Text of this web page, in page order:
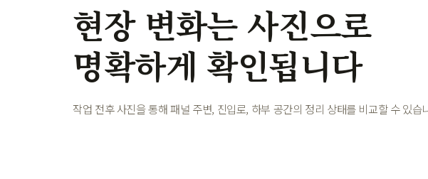
현장 변화는 사진으로
명확하게 확인됩니다
작업 전후 사진을 통해 패널 주변, 진입로, 하부 공간의 정리 상태를 비교할 수 있습